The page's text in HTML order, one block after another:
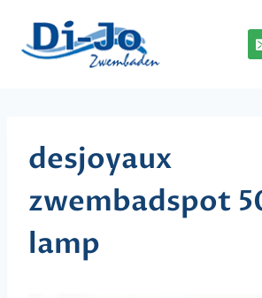
inhoud
desjoyaux
zwembadspot
lamp